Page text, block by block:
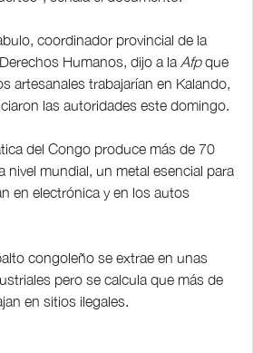
coordinador provincial de la
Humanos, dijo a la Afpque
artesanales trabajarían en Kalando,
las autoridades este domingo.
del Congo produce más de 70
nivel mundial, un metal esencial para
en electrónica y en los autos
congoleño se extrae en unas
pero se calcula que más de
en sitios ilegales.